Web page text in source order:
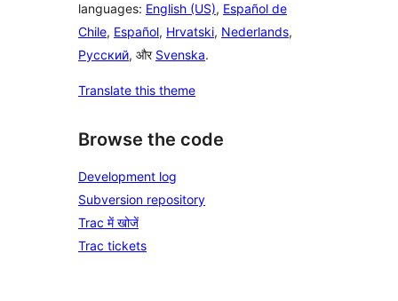
languages: English (US), Español de
Chile, Español, Hrvatski, Nederlands,
Русский, और Svenska.
Translate this theme
Browse the code
Development log
Subversion repository
Trac में खोजें
Trac tickets